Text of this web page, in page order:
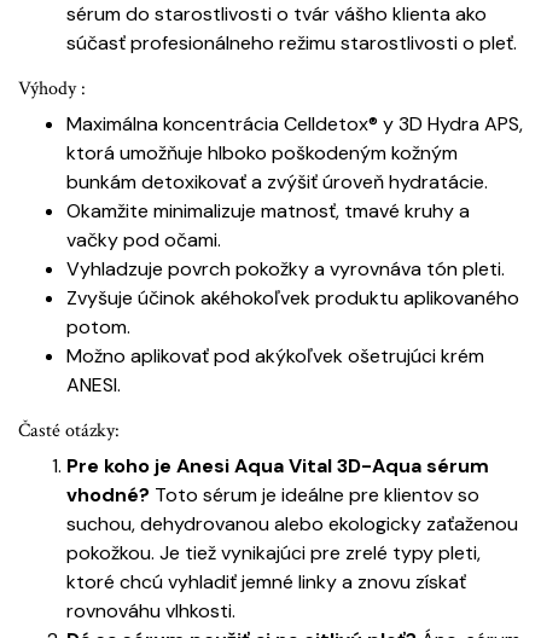
sérum do starostlivosti o tvár vášho klienta ako
súčasť profesionálneho režimu starostlivosti o pleť.
Výhody :
Maximálna koncentrácia Celldetox® y 3D Hydra APS,
ktorá umožňuje hlboko poškodeným kožným
bunkám detoxikovať a zvýšiť úroveň hydratácie.
Okamžite minimalizuje matnosť, tmavé kruhy a
vačky pod očami.
Vyhladzuje povrch pokožky a vyrovnáva tón pleti.
Zvyšuje účinok akéhokoľvek produktu aplikovaného
potom.
Možno aplikovať pod akýkoľvek ošetrujúci krém
ANESI.
Časté otázky:
Pre koho je Anesi Aqua Vital 3D-Aqua sérum
vhodné? Toto sérum je ideálne pre klientov so
suchou, dehydrovanou alebo ekologicky zaťaženou
pokožkou. Je tiež vynikajúci pre zrelé typy pleti,
ktoré chcú vyhladiť jemné linky a znovu získať
rovnováhu vlhkosti.